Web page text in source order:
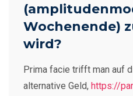
Wochenende)
wird?
Prima facie trifft man auf
alternative Geld, https://